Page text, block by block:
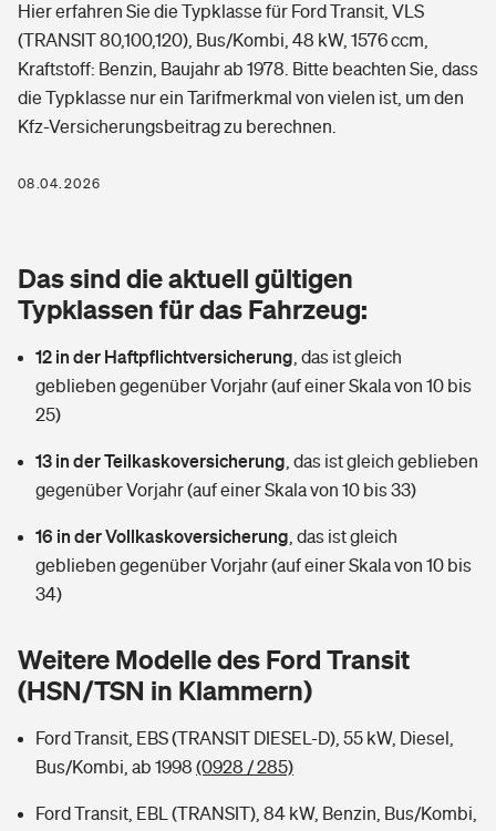
Grundfähigkeitsversicherung
Arbeitsrechtsschutz
Berufshaftpflichtversicherung
Zur Übersicht
Tools
Wer versichert was: Jetzt Versicherer finden
Sie haben Fragen?
Elementarversicherung
Glasversicherung
Mietkautionsversicherung
Restkreditversicherung
Tools
Hochwasser-Check: Wie gefährdet ist Ihr Haus?
Sie haben Fragen?
Freizeit
Pri­vate Haft­pflicht­
Kinderunfall­ver­si­che­rung
Kinderinvalidität
Hundehalter-Haftpflicht
Handyversicherung
Private Cyberversicherung
Zur Übersicht
Gesundheit
Private Krankenversicherung
Dread-Disease-Versicherung
Tierkrankenversicherung
Zur Übersicht
Tools
Wer versichert was: Jetzt Versicherer finden
Rentenrechner: Wie viel Geld bekomme ich im Alter?
Hier erfahren Sie die Typklasse für Ford Transit, VLS
(TRANSIT 80,100,120), Bus/Kombi, 48 kW, 1576 ccm,
Kraftstoff: Benzin, Baujahr ab 1978. Bitte beachten Sie, dass
die Typklasse nur ein Tarifmerkmal von vielen ist, um den
Kfz-Versicherungsbeitrag zu berechnen.
08.04.2026
Das sind die aktuell gültigen
Typklassen für das Fahrzeug:
12 in der Haftpflichtversicherung das ist gleich
geblieben gegenüber Vorjahr (auf einer Skala von 10 bis
25)
13 in der Teilkaskoversicherung das ist gleich geblieben
gegenüber Vorjahr (auf einer Skala von 10 bis 33)
16 in der Vollkaskoversicherung das ist gleich
geblieben gegenüber Vorjahr (auf einer Skala von 10 bis
34)
Weitere Modelle des Ford Transit
(HSN/TSN in Klammern)
Ford Transit, EBS (TRANSIT DIESEL-D), 55 kW, Diesel,
Bus/Kombi, ab 1998 (0928 / 285)
Ford Transit, EBL (TRANSIT), 84 kW, Benzin, Bus/Kombi,